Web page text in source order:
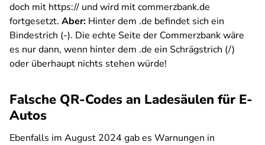
doch mit https:// und wird mit commerzbank.de
fortgesetzt. Aber: Hinter dem .de befindet sich ein
Bindestrich (-). Die echte Seite der Commerzbank wäre
es nur dann, wenn hinter dem .de ein Schrägstrich (/)
oder überhaupt nichts stehen würde!
Falsche QR-Codes an Ladesäulen für E-
Autos
Ebenfalls im August 2024 gab es Warnungen in